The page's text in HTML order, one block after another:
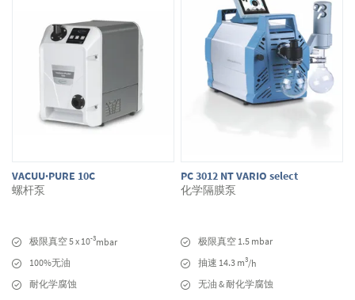
VACUU·PURE 10C
螺杆泵
极限真空 5 x 10-3mbar
100%无油
耐化学腐蚀
PC 3012 NT VARIO select
化学隔膜泵
极限真空 1.5 mbar
抽速 14.3 m3/h
无油 & 耐化学腐蚀